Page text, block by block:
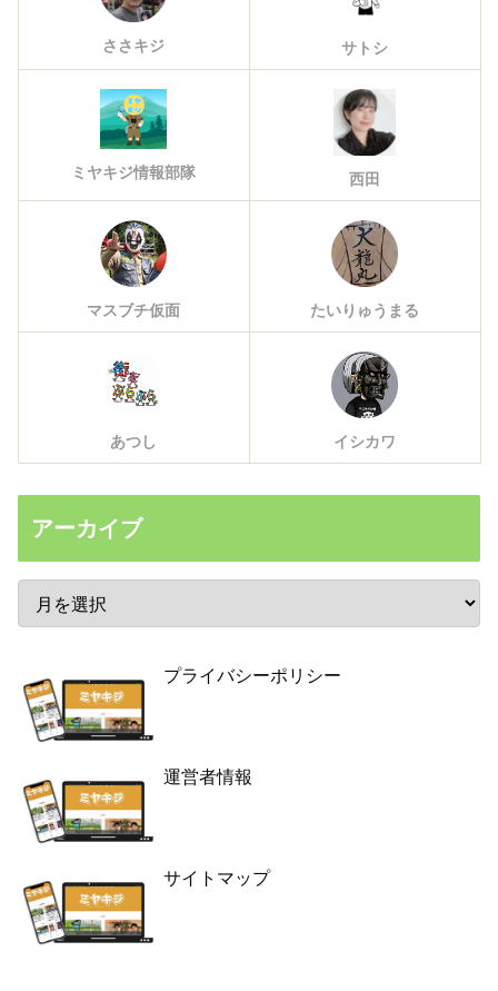
ささキジ サトシ
ミヤキジ情報部隊 西田
マスブチ仮面 たいりゅうまる
あつし イシカワ
アーカイブ
プライバシーポリシー
運営者情報
サイトマップ